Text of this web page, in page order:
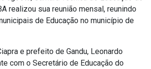
realizou sua reunião mensal, reunindo
de Educação no município de
e prefeito de Gandu, Leonardo
com o Secretário de Educação do